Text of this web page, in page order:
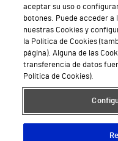
Teléfono
Política de
aceptar su uso o
botones. Puede acceder
nuestras Cookies y
la Política de Cookies
página). Alguna de las
transferencia de datos
Política de Cookies).